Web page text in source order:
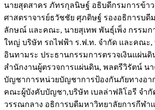
นายสุดสาคร ภัทรกุลนิษฐ์ อธิบดีกรมการข้า
ศาสตราจารย์ธวัชชัย ศุภดิษฐ์ รองอธิการบดี
ลักษณ์ และคณะ, นายสุเทพ พันธุ์เพ็ง กรรมก
ใหญ่ บริษัท รถไฟฟ้า ร.ฟ.ท. จำกัด และคณะ,
อินทามระ ประธานกรรมการตรวจเงินแผ่นดิ
สำนักงานผู้ตรวจการแผ่นดิน, พลตรีวิรัตน์ นา
บัญชาการหน่วยบัญชาการป้องกันภัยทางอา
คณะผู้บังคับบัญชา,บริษัท เบลล่าฟลิโอรี จำ
วรรณกลาง อธิการบดีมหาวิทยาลัยการกีฬา